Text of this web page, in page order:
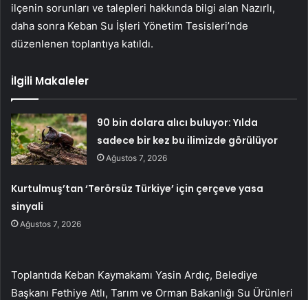
ilçenin sorunları ve talepleri hakkında bilgi alan Nazırlı,
daha sonra Keban Su İşleri Yönetim Tesisleri’nde
düzenlenen toplantıya katıldı.
İlgili Makaleler
90 bin dolara alıcı buluyor: Yılda
sadece bir kez bu ilimizde görülüyor
Ağustos 7, 2026
Kurtulmuş’tan ‘Terörsüz Türkiye’ için çerçeve yasa
sinyali
Ağustos 7, 2026
Toplantıda Keban Kaymakamı Yasin Ardıç, Belediye
Başkanı Fethiye Atlı, Tarım ve Orman Bakanlığı Su Ürünleri